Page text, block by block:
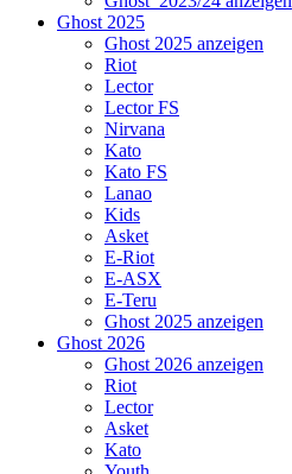
Ghost 2025
Ghost 2025 anzeigen
Riot
Lector
Lector FS
Nirvana
Kato
Kato FS
Lanao
Kids
Asket
E-Riot
E-ASX
E-Teru
Ghost 2025 anzeigen
Ghost 2026
Ghost 2026 anzeigen
Riot
Lector
Asket
Kato